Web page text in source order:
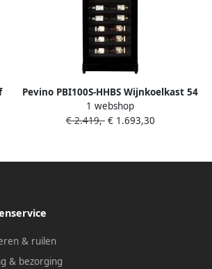
Pevino PBI100S-HHBS Wijnkoelkast 54
flessen 1 zone Zwart mat staal
1 webshop
€ 2.419,-€ 1.693,30
& ruilen
& bezorging